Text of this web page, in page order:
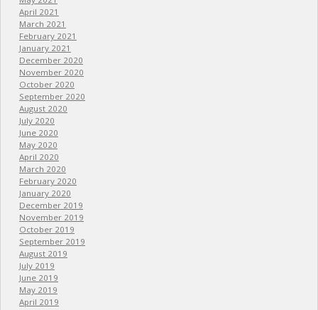
April 2021
March 2021
February 2021
January 2021
December 2020
November 2020
October 2020
September 2020
August 2020
July 2020
June 2020
May 2020
April 2020
March 2020
February 2020
January 2020
December 2019
November 2019
October 2019
September 2019
August 2019
July 2019
June 2019
May 2019
April 2019